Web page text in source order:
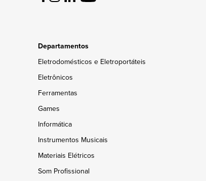
Departamentos
Eletrodomésticos e Eletroportáteis
Eletrônicos
Ferramentas
Games
Informática
Instrumentos Musicais
Materiais Elétricos
Som Profissional